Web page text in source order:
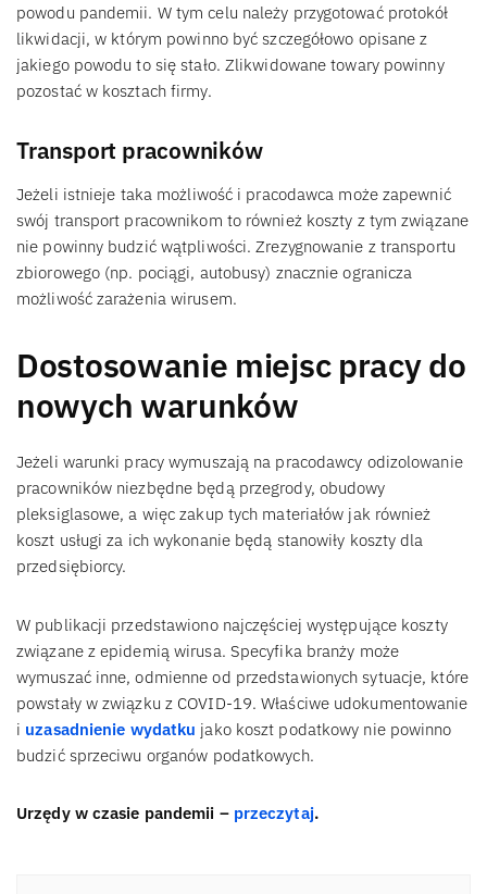
powodu pandemii. W tym celu należy przygotować protokół
likwidacji, w którym powinno być szczegółowo opisane z
jakiego powodu to się stało. Zlikwidowane towary powinny
pozostać w kosztach firmy.
Transport pracowników
Jeżeli istnieje taka możliwość i pracodawca może zapewnić
swój transport pracownikom to również koszty z tym związane
nie powinny budzić wątpliwości. Zrezygnowanie z transportu
zbiorowego (np. pociągi, autobusy) znacznie ogranicza
możliwość zarażenia wirusem.
Dostosowanie miejsc pracy do
nowych warunków
Jeżeli warunki pracy wymuszają na pracodawcy odizolowanie
pracowników niezbędne będą przegrody, obudowy
pleksiglasowe, a więc zakup tych materiałów jak również
koszt usługi za ich wykonanie będą stanowiły koszty dla
przedsiębiorcy.
W publikacji przedstawiono najczęściej występujące koszty
związane z epidemią wirusa. Specyfika branży może
wymuszać inne, odmienne od przedstawionych sytuacje, które
powstały w związku z COVID-19. Właściwe udokumentowanie
i uzasadnienie wydatku jako koszt podatkowy nie powinno
budzić sprzeciwu organów podatkowych.
Urzędy w czasie pandemii – przeczytaj.